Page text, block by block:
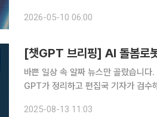
니티 등의 기능을 결합한 ‘국민연금공
2026-05-10 06:00
[챗GPT 브리핑] AI 돌봄로
바쁜 일상 속 알짜 뉴스만 골랐습니다
GPT가 정리하고 편집국 기자가 검수해 전해드립니다. ◆“백신은
가들은 고령층 백신 접종이 질병·사망
2025-08-13 11:03